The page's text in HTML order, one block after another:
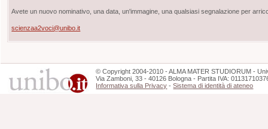
Avete un nuovo nominativo, una data, un'immagine, una qualsiasi segnalazione per
scienzaa2voci@unibo.it
©Copyright 2004-2010 - ALMA MATER STUDIORUM -
Via Zamboni, 33 - 40126 Bologna - Partita IVA:
Informativa sulla Privacy -Sistema di identità di ateneo